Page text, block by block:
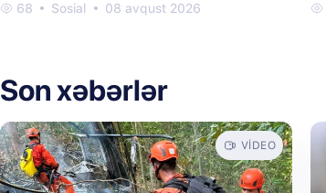
68 Sosial 08 avqust 2026
Son xəbərlər
VIDEO